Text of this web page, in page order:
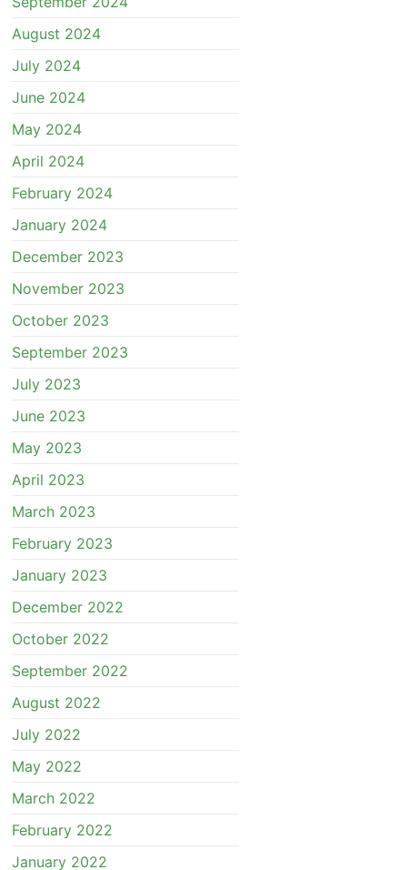
August 2024
July 2024
June 2024
May 2024
April 2024
February 2024
January 2024
December 2023
November 2023
October 2023
September 2023
July 2023
June 2023
May 2023
April 2023
March 2023
February 2023
January 2023
December 2022
October 2022
September 2022
August 2022
July 2022
May 2022
March 2022
February 2022
January 2022